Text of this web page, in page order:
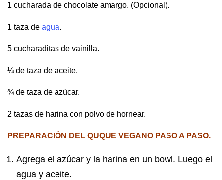
1 cucharada de chocolate amargo. (Opcional).
1 taza de agua.
5 cucharaditas de vainilla.
¼ de taza de aceite.
¾ de taza de azúcar.
2 tazas de harina con polvo de hornear.
PREPARACIÓN DEL QUQUE VEGANO PASO A PASO.
Agrega el azúcar y la harina en un bowl. Luego el
agua y aceite.